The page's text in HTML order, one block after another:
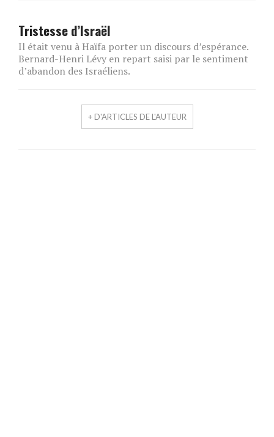
Tristesse d’Israël
Il était venu à Haïfa porter un discours d’espérance.
Bernard-Henri Lévy en repart saisi par le sentiment
d’abandon des Israéliens.
+ D'ARTICLES DE L'AUTEUR